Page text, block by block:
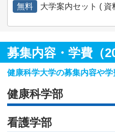
無料 大学案内セット ( 資
募集内容・学費（
健康科学大学の募集内容や
健康科学部
看護学部